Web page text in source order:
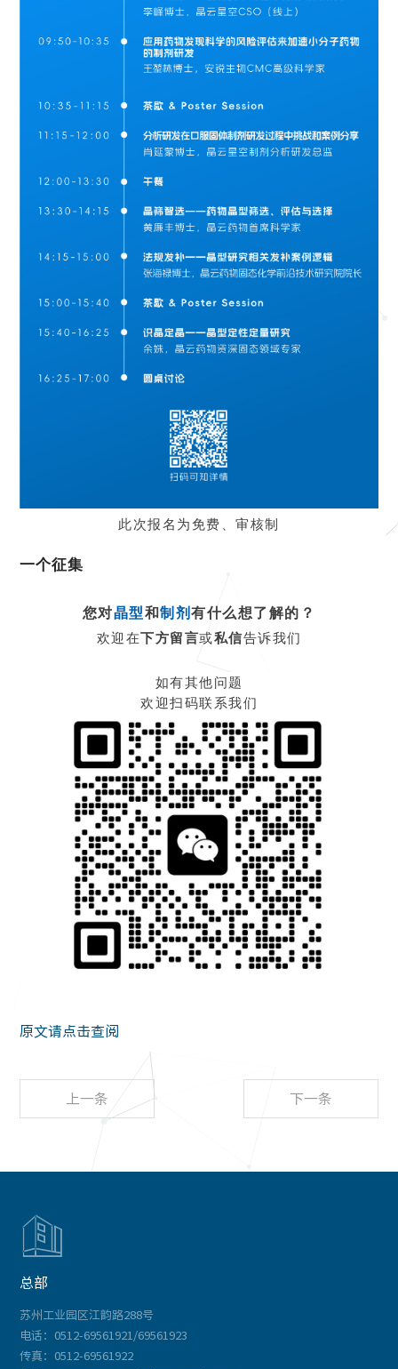
此次报名为免费、审核制
一个征集
您对晶型和制剂有什么想了解的？
欢迎在下方留言或私信告诉我们
如有其他问题
欢迎扫码联系我们
原文请点击查阅
上一条 下一条

总部
苏州工业园区江韵路288号
电话：0512-69561921/69561923
传真：0512-69561922